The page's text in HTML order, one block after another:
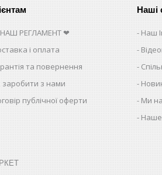
РЕГЛАМЕНТ ❤
і оплата
та повернення
заробити з нами
публічної оферти
Наші
Наш
Ми
Наше